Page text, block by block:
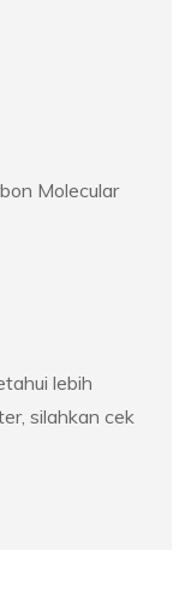
Molecular
lebih
silahkan cek